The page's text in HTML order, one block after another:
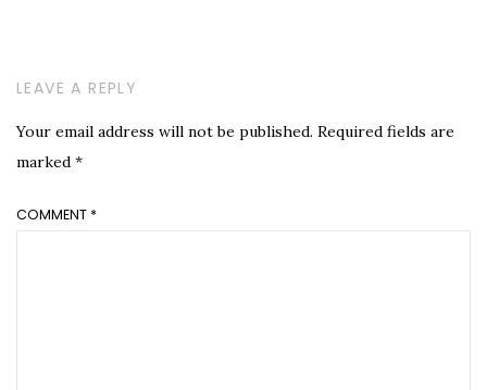
LEAVE A REPLY
Your email address will not be published. Required fields are
marked *
COMMENT *